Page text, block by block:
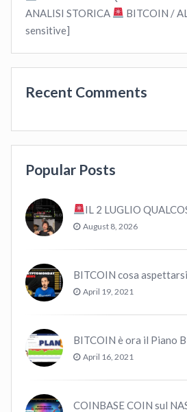
ANALISI STORICA
BITCOIN /
sensitive]
Recent Comments
Popular Posts
IL 2 LUGLIO QUALCOSA É
August 8, 2026
April 19, 2021
BITCOIN è ora il Piano
April 16, 2021